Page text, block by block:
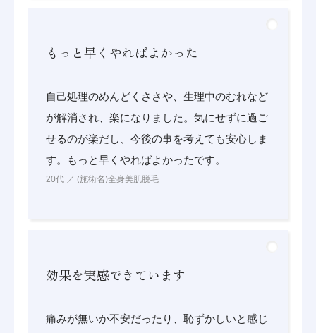
もっと早くやればよかった
自己処理のめんどくささや、生理中のむれなど
が解消され、楽になりました。気にせずに過ご
せるのが楽だし、今後の事を考えても安心しま
す。もっと早くやればよかったです。
20代 ／ (施術名)全身美肌脱毛
効果を実感できています
痛みが無いか不安だったり、恥ずかしいと感じ